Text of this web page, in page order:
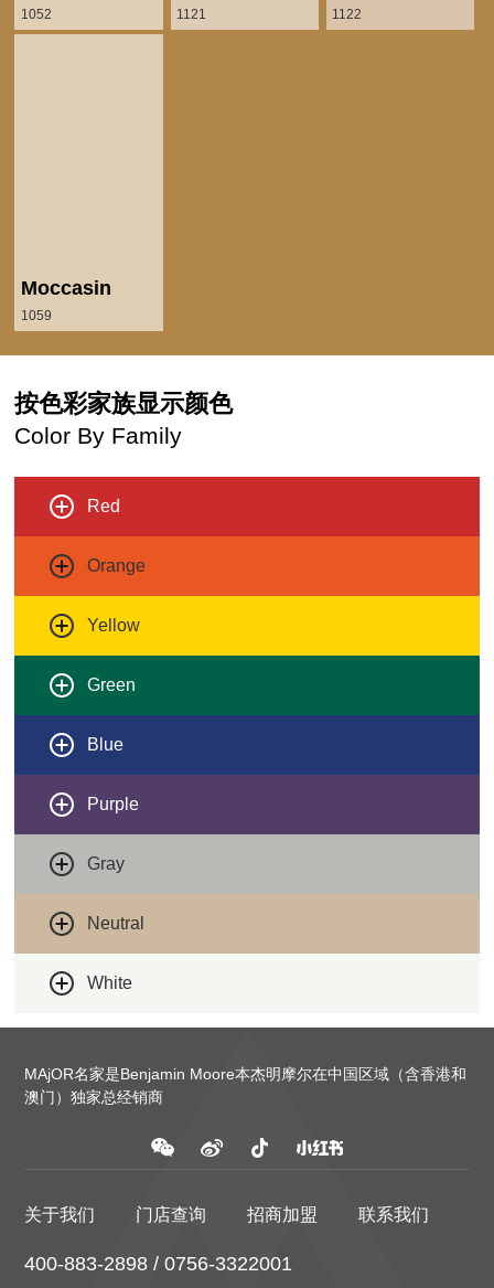
1052 1121 1122
Moccasin
1059
按色彩家族显示颜色
Color By Family
Red
Orange
Yellow
Green
Blue
Purple
Gray
Neutral
White
MAjOR名家是Benjamin Moore本杰明摩尔在中国区域（含香港和
澳门）独家总经销商
关于我们 门店查询 招商加盟 联系我们
400-883-2898 / 0756-3322001